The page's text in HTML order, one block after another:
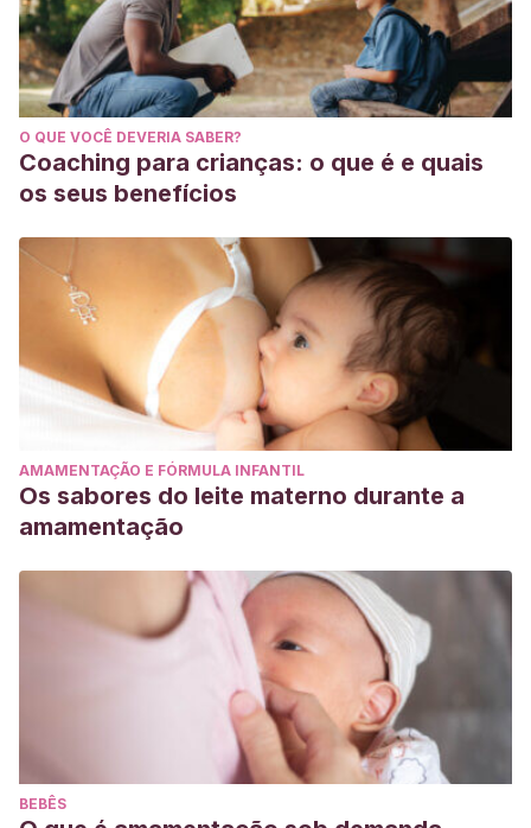
O QUE VOCÊ DEVERIA SABER?
Coaching para crianças: o que é e quais
os seus benefícios
AMAMENTAÇÃO E FÓRMULA INFANTIL
Os sabores do leite materno durante a
amamentação
BEBÊS